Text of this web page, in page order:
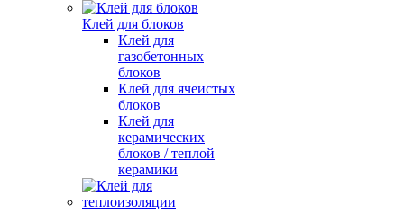
Клей для блоков
Клей для
газобетонных
блоков
Клей для ячеистых
блоков
Клей для
керамических
блоков / теплой
керамики